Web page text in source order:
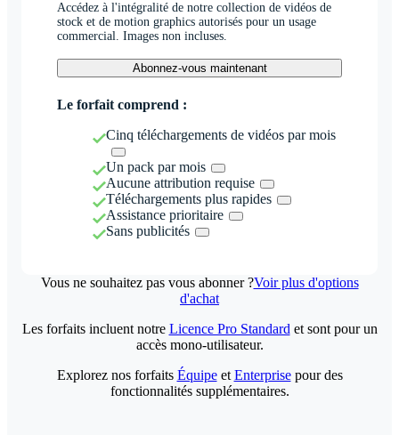
Accédez à l'intégralité de notre collection de vidéos de
stock et de motion graphics autorisés pour un usage
commercial. Images non incluses.
Abonnez-vous maintenant
Le forfait comprend :
Cinq téléchargements de vidéos par mois
Un pack par mois
Aucune attribution requise
Téléchargements plus rapides
Assistance prioritaire
Sans publicités
Vous ne souhaitez pas vous abonner ?Voir plus d'options
d'achat
Les forfaits incluent notre Licence Pro Standard et sont pour un
accès mono-utilisateur.
Explorez nos forfaits Équipeet Enterprisepour des
fonctionnalités supplémentaires.